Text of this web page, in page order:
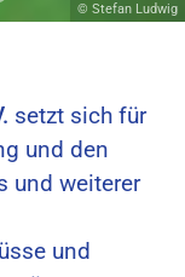
© Stefan Ludwig
© Hans van Klinken
setzt sich für
und den
und weiterer
und